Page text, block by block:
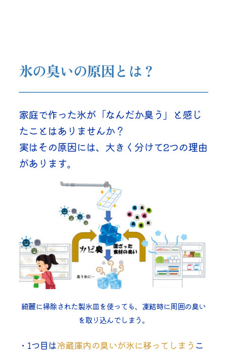
氷の臭いの原因とは？
家庭で作った氷が「なんだか臭う」と感じ
たことはありませんか？
実はその原因には、大きく分けて2つの理由
があります。
綺麗に掃除された製氷皿を使っても、凍結時に周囲の臭い
を取り込んでしまう。
・1つ目は冷蔵庫内の臭いが氷に移ってしまう こ